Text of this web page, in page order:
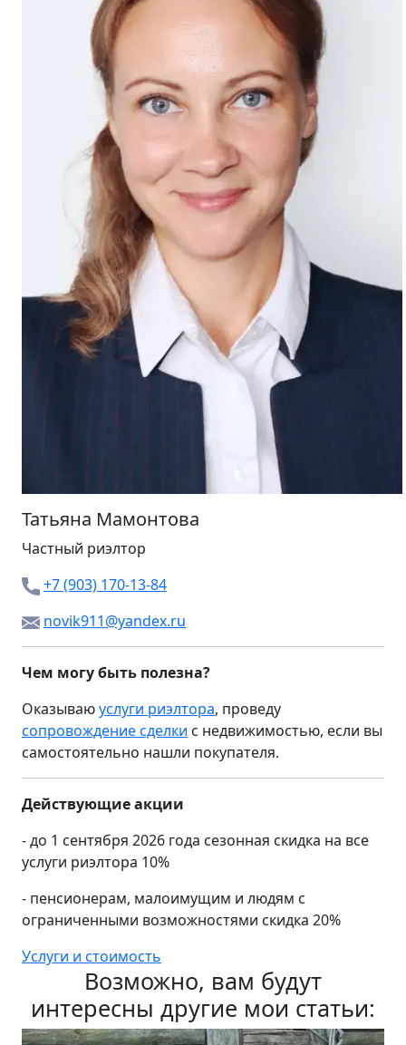
Татьяна Мамонтова
Частный риэлтор
+7 (903) 170-13-84
novik911@yandex.ru
Чем могу быть полезна?
Оказываюуслуги риэлтора, проведу
сопровождение сделки с недвижимостью, если вы
самостоятельно нашли покупателя.
Действующие акции
- до 1 сентября 2026 года сезонная скидка на все
услуги риэлтора 10%
- пенсионерам, малоимущим и людям с
ограниченными возможностями скидка 20%
Услуги и стоимость
Возможно, вам будут
интересны другие мои статьи: